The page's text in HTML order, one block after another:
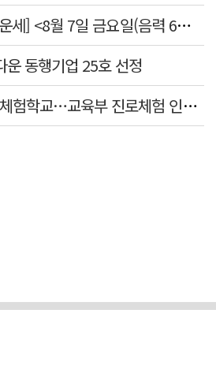
[더사주 오늘의 띠별 운세] <8월 7일 금요일(음력 6월25일)>
운 동행기업 25호 선정
경북과학대 전통문화체험학교…교육부 진로체험 인증기관 선정